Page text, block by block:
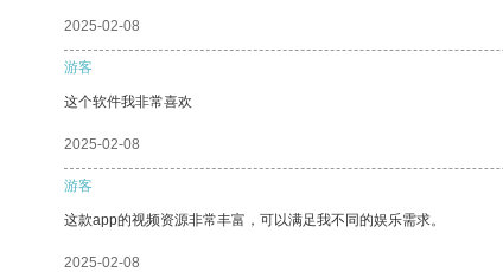
2025-02-08
游客
这个软件我非常喜欢
2025-02-08
游客
这款app的视频资源非常丰富，可以满足我不同的娱乐需求。
2025-02-08